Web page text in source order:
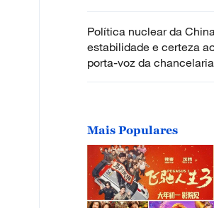
Política nuclear da
estabilidade e certeza
porta-voz da chancelaria
Mais Populares